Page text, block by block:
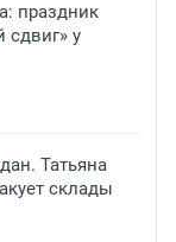
праздник
сдвиг» у
Татьяна
склады